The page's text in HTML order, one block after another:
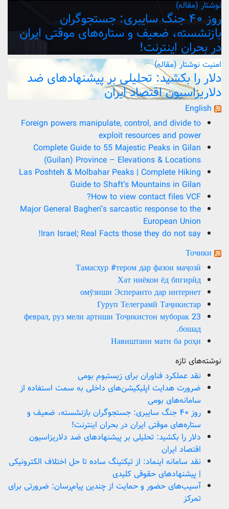
نوشتار (مقاله)
روز ۴۰ جنگ سایبری: جستجوگران
بازنشسته، ضعیف و ستاره‌های موقتی ایران
در بحران اینترنت!
امنیت نوشتار (مقاله)
دلار را بکشید: تحلیلی بر پیشنهادهای ضد
دلاریزاسیون اقتصاد ایران
English
Foreign powers manipulate, control, and divide to
exploit resources and power
Complete Guide to 55 Majestic Peaks in Gilan
(Guilan) Province – Elevations & Locations
Las Poshteh & Molbahar Peaks | Complete Hiking
Guide to Shaft’s Mountains in Gilan
How to view contact files VCF?
Major General Bagheri’s sarcastic response to the
European Union
Iran Israel; Real Facts those they do not say!
Точики
Тамасхур #тером дар фазои маҷозӣ
Хат ниёкон ёд бпгирӣд
омӯзиши Эсперанто дар интернет
Гуруп Телеграмй Таҷикистар
23 феврал, руз мели артиши Тоҷикистон муборак
бошад.
Навиштани матн ба роҳи
نوشته‌های تازه
نقد عملکرد فناوران برای زیستبوم بومی
ضرورت هدایت اپلیکیشن‌های داخلی به سمت استفاده از
سامانه‌های بومی
روز ۴۰ جنگ سایبری: جستجوگران بازنشسته، ضعیف و
ستاره‌های موقتی ایران در بحران اینترنت!
دلار را بکشید: تحلیلی بر پیشنهادهای ضد دلاریزاسیون
اقتصاد ایران
نقد سامانه اینماد: از تیکتینگ ساده تا حل اختلاف الکترونیکی
| پیشنهادهای حقوقی کلیدی
آسیب‌های حضور و حمایت از چندین پیام‌رسان: ضرورتی برای
تمرکز